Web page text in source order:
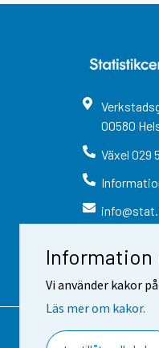
Information
Vi använder kakor
Läs mer om kakor.
00580
Växel 029